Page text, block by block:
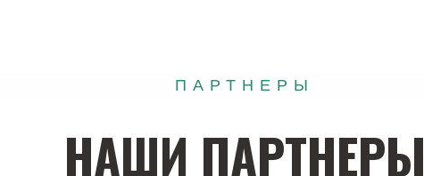
ПАРТНЕРЫ
НАШИ ПАРТНЕРЫ